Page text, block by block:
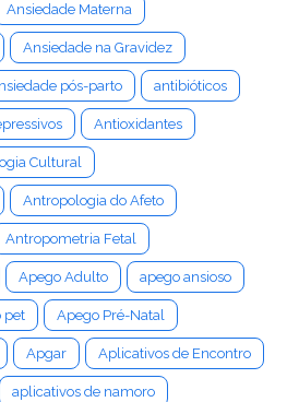
Ansiedade Materna
Ansiedade na Gravidez
pós-parto antibióticos
Antioxidantes
Cultural
Antropologia do Afeto
Antropometria Fetal
Apego Adulto apego ansioso
pet Apego Pré-Natal
Apgar Aplicativos de Encontro
aplicativos de namoro